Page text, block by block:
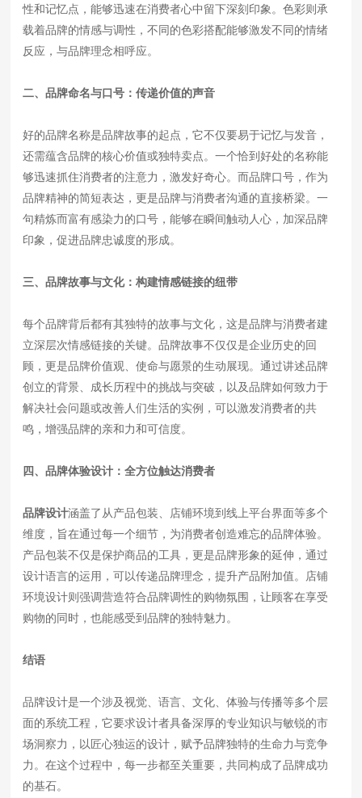
性和记忆点，能够迅速在消费者心中留下深刻印象。色彩则承
载着品牌的情感与调性，不同的色彩搭配能够激发不同的情绪
反应，与品牌理念相呼应。
二、品牌命名与口号：传递价值的声音
好的品牌名称是品牌故事的起点，它不仅要易于记忆与发音，
还需蕴含品牌的核心价值或独特卖点。一个恰到好处的名称能
够迅速抓住消费者的注意力，激发好奇心。而品牌口号，作为
品牌精神的简短表达，更是品牌与消费者沟通的直接桥梁。一
句精炼而富有感染力的口号，能够在瞬间触动人心，加深品牌
印象，促进品牌忠诚度的形成。
三、品牌故事与文化：构建情感链接的纽带
每个品牌背后都有其独特的故事与文化，这是品牌与消费者建
立深层次情感链接的关键。品牌故事不仅仅是企业历史的回
顾，更是品牌价值观、使命与愿景的生动展现。通过讲述品牌
创立的背景、成长历程中的挑战与突破，以及品牌如何致力于
解决社会问题或改善人们生活的实例，可以激发消费者的共
鸣，增强品牌的亲和力和可信度。
四、品牌体验设计：全方位触达消费者
品牌设计涵盖了从产品包装、店铺环境到线上平台界面等多个
维度，旨在通过每一个细节，为消费者创造难忘的品牌体验。
产品包装不仅是保护商品的工具，更是品牌形象的延伸，通过
设计语言的运用，可以传递品牌理念，提升产品附加值。店铺
环境设计则强调营造符合品牌调性的购物氛围，让顾客在享受
购物的同时，也能感受到品牌的独特魅力。
结语
品牌设计是一个涉及视觉、语言、文化、体验与传播等多个层
面的系统工程，它要求设计者具备深厚的专业知识与敏锐的市
场洞察力，以匠心独运的设计，赋予品牌独特的生命力与竞争
力。在这个过程中，每一步都至关重要，共同构成了品牌成功
的基石。